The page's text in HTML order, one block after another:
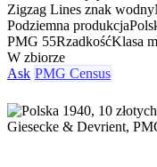
Zigzag Lines znak wodny
Podziemna produkcja
PMG 55RzadkośćKlasa
W zbiorze
Ask PMG Census